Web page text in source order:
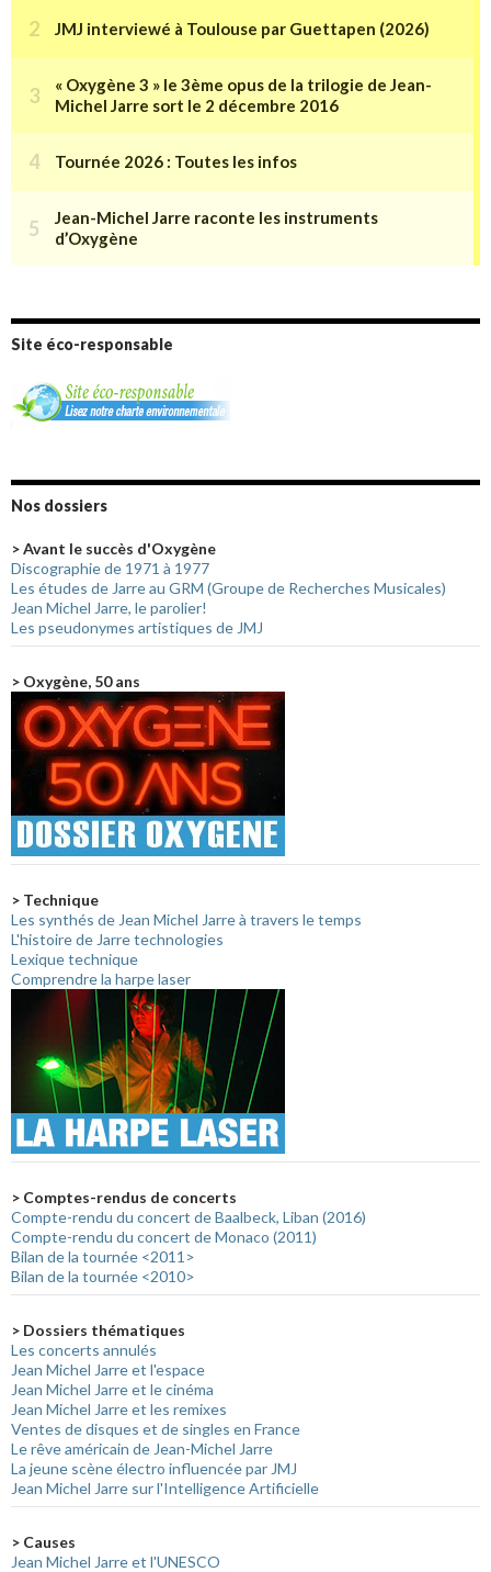
Site éco-responsable
Nos dossiers
> Avant le succès d'Oxygène
Discographie de 1971 à 1977
Les études de Jarre au GRM (Groupe de Recherches Musicales)
Jean Michel Jarre, le parolier!
Les pseudonymes artistiques de JMJ
> Oxygène, 50 ans
> Technique
Les synthés de Jean Michel Jarre à travers le temps
L'histoire de Jarre technologies
Lexique technique
Comprendre la harpe laser
> Comptes-rendus de concerts
Compte-rendu du concert de Baalbeck, Liban (2016)
Compte-rendu du concert de Monaco (2011)
Bilan de la tournée <2011>
Bilan de la tournée <2010>
> Dossiers thématiques
Les concerts annulés
Jean Michel Jarre et l'espace
Jean Michel Jarre et le cinéma
Jean Michel Jarre et les remixes
Ventes de disques et de singles en France
Le rêve américain de Jean-Michel Jarre
La jeune scène électro influencée par JMJ
Jean Michel Jarre sur l'Intelligence Artificielle
> Causes
Jean Michel Jarre et l'UNESCO